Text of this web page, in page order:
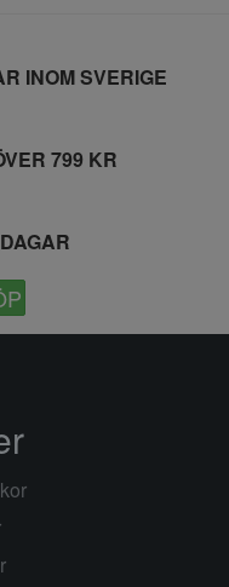
INOM SVERIGE
799 KR